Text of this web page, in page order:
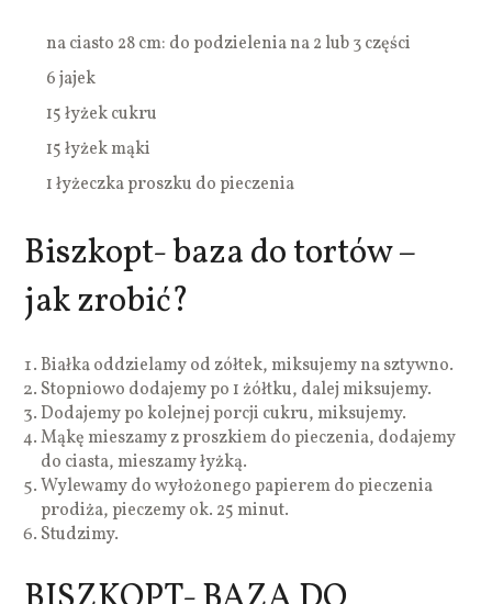
na ciasto 28 cm: do podzielenia na 2 lub 3 części
6 jajek
15 łyżek cukru
15 łyżek mąki
1 łyżeczka proszku do pieczenia
Biszkopt- baza do tortów –
jak zrobić?
Białka oddzielamy od zółtek, miksujemy na sztywno.
Stopniowo dodajemy po 1 żółtku, dalej miksujemy.
Dodajemy po kolejnej porcji cukru, miksujemy.
Mąkę mieszamy z proszkiem do pieczenia, dodajemy
do ciasta, mieszamy łyżką.
Wylewamy do wyłożonego papierem do pieczenia
prodiża, pieczemy ok. 25 minut.
Studzimy.